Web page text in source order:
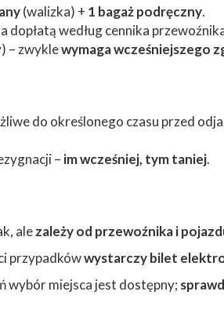
(walizka) + 1 bagaż podręczny.
dopłatą według cennika
– zwyklewymaga wcześniejszego
do określonego czasu przed
– im wcześniej, tym taniej.
alezależy od przewoźnika i
przypadkówwystarczy bilet
wybór miejsca jest dostępny;